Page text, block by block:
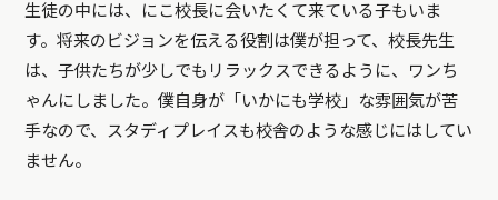
生徒の中には、にこ校長に会いたくて来ている子もいま
す。将来のビジョンを伝える役割は僕が担って、校長先生
は、子供たちが少しでもリラックスできるように、ワンち
ゃんにしました。僕自身が「いかにも学校」な雰囲気が苦
手なので、スタディプレイスも校舎のような感じにはしてい
ません。